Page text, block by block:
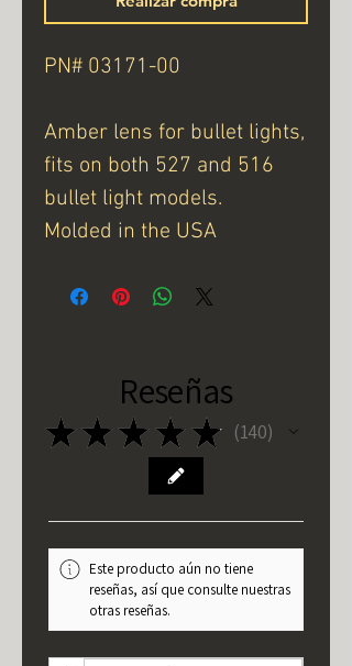
PN# 03171-00
Amber lens for bullet lights,
fits on both 527 and 516
bullet light models.
Molded in the USA
Reseñas
★ ★ ★ ★ ★ 140
140
Este producto aún no tiene
reseñas, así que consulte nuestras
otras reseñas.